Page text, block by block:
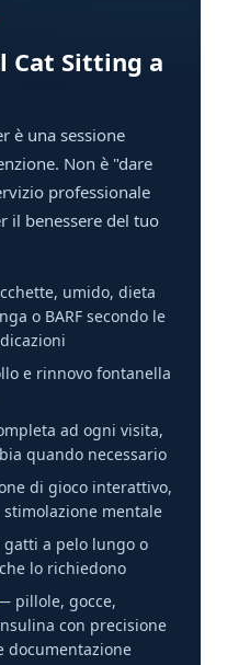
Cat Sitting a
è una sessione
Non è "dare
professionale
il benessere del tuo
umido, dieta
o BARF secondo le
e rinnovo fontanella
ad ogni visita,
quando necessario
di gioco interattivo,
stimolazione mentale
a pelo lungo o
lo richiedono
pillole, gocce,
con precisione
documentazione